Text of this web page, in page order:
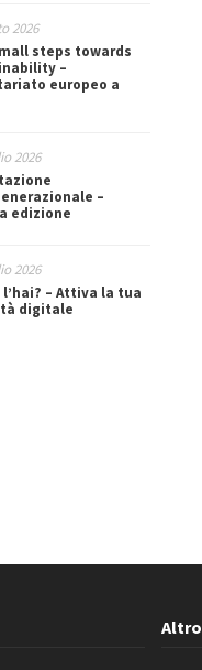
2026
steps towards
–
europeo a
2026
–
edizione
2026
l’hai? – Attiva la tua
digitale
Altro